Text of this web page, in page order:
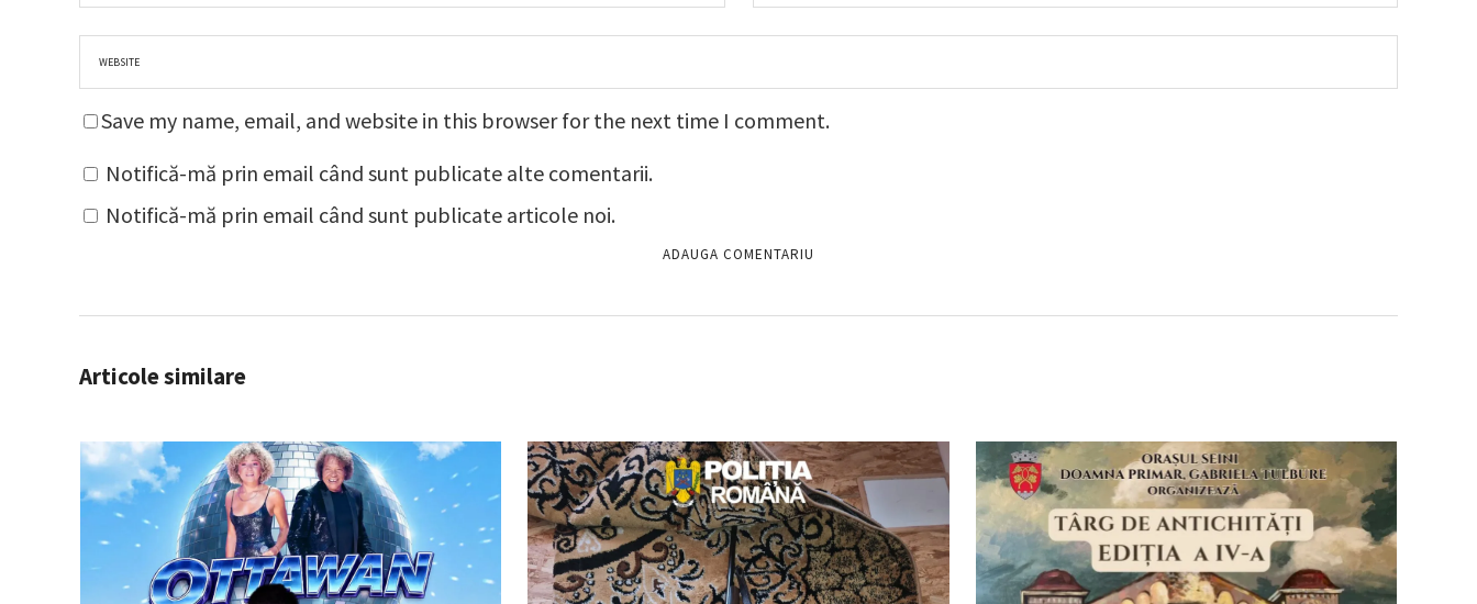
Save my name, email, and website in this browser for the next time I comment.
Notifică-mă prin email când sunt publicate alte comentarii.
Notifică-mă prin email când sunt publicate articole noi.
Articole similare